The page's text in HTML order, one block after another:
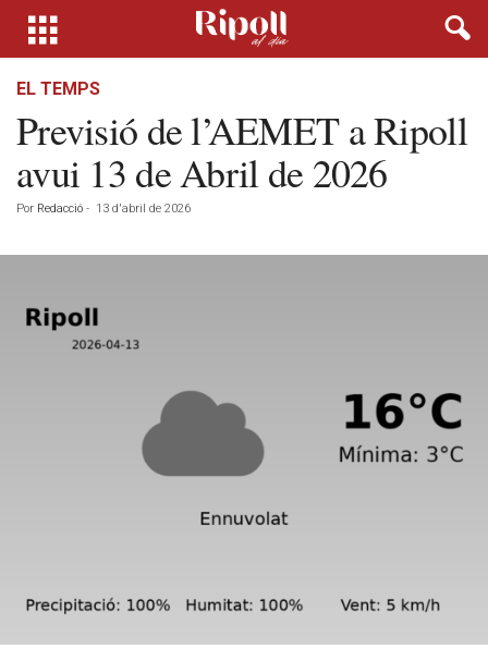
EL TEMPS
Previsió de l’AEMET a Ripoll
avui 13 de Abril de 2026
Por Redacció - 13 d'abril de 2026